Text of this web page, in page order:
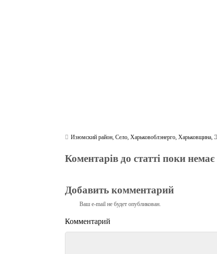
Изюмский район ,Село ,Харьковоблэнерго ,Харьковщина ,
Коментарів до статті поки немає
Добавить комментарий
Ваш e-mail не будет опубликован.
Комментарий